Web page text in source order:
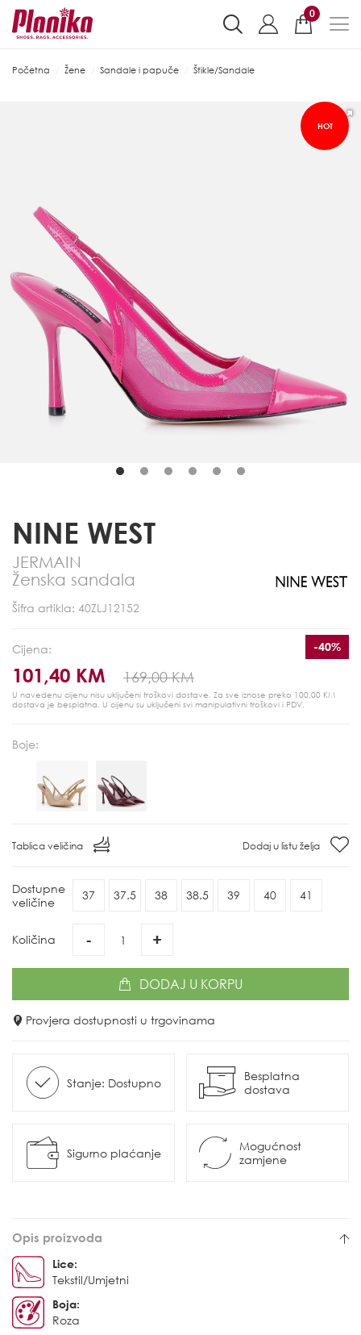
0
Početna Žene Sandale i papuče Štikle/Sandale
HOT
NINE WEST
JERMAIN
Ženska sandala
Šifra artikla: 40ZLJ12152
Cijena:
101,40 KM 169,00 KM
-40%
U navedenu cijenu nisu uključeni troškovi dostave. Za sve iznose preko 100,00 KM
dostava je besplatna. U cijenu su uključeni svi manipulativni troškovi i PDV.
Boje:
Tablica veličina Dodaj u listu želja
Dostupne
veličine
37 37.5 38 38.5 39 40 41
Količina - +
DODAJ U KORPU
Provjera dostupnosti u trgovinama
Stanje: Dostupno
Besplatna
dostava
Sigurno plaćanje
Mogućnost
zamjene
Opis proizvoda
Lice:
Tekstil/Umjetni
Boja:
Roza